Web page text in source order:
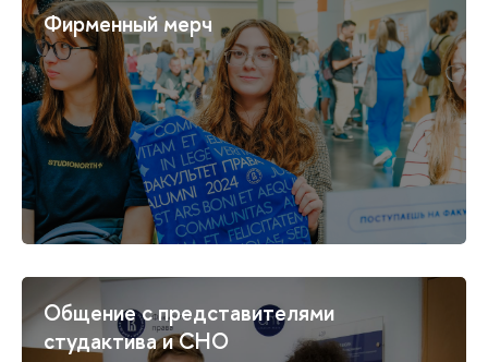
Фирменный мерч
Общение с представителями
студактива и СНО